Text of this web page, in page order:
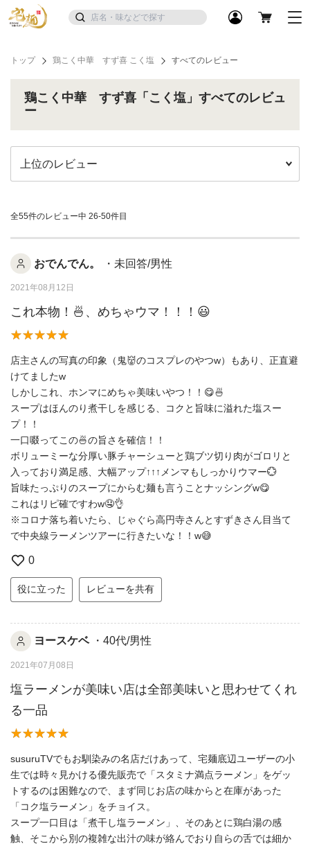
トップ 鶏こく中華 すず喜 こく塩 すべてのレビュー
鶏こく中華 すず喜「こく塩」すべてのレビュ
ー
全55件のレビュー中 26-50件目
おでんでん。 ・未回答/男性
2021年08月12日
これ本物！🍜、めちゃウマ！！！😃
店主さんの写真の印象（鬼👹のコスプレのやつw）もあり、正直避
けてましたw
しかしこれ、ホンマにめちゃ美味いやつ！！😋🍜
スープはほんのり煮干しを感じる、コクと旨味に溢れた塩スー
プ！！
一口啜ってこの🍜の旨さを確信！！
ボリューミーな分厚い豚チャーシューと鶏ブツ切り肉がゴロリと
入っており満足感、大幅アップ↑↑↑メンマもしっかりウマー💮
旨味たっぷりのスープにからむ麺も言うことナッシングw😋
これはリピ確ですわw🤤👌
※コロナ落ち着いたら、じゃぐら高円寺さんとすずきさん目当て
で中央線ラーメンツアーに行きたいな！！w😅
0
役に立った レビューを共有
ヨースケベ ・40代/男性
2021年07月08日
塩ラーメンが美味い店は全部美味いと思わせてくれ
る一品
susuruTVでもお馴染みの名店だけあって、宅麺底辺ユーザーの小
生では時々見かける優先販売で「スタミナ満点ラーメン」をゲッ
トするのは困難なので、まず同じお店の味からと在庫があった
「コク塩ラーメン」をチョイス。
スープ一口目は「煮干し塩ラーメン」、そのあとに鶏白湯の感
触、そこから別の複雑な出汁の味が絡んでおり自らの舌では細か